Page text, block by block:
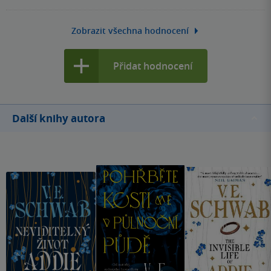
nezastaviteľnom. Sabine si je vedomá, že si zaslúži viac.
Viac, než jej môže jeden život ponúknuť. Jej túžba ju ženie
stále vpred, bez ohľadu na to, čo po nej zostane, bez
výčitiek nad cenou, ktorú za to musí zaplatiť. Vždy dostane
mysle, akoby v nej nechala plynúť všetky vlastné pocity —
hnev na túžbu po slobode ostatných. Po celý čas počúvala,
aká je jej úloha, ako sa má správať, ako má žiť, bez
možnosti vybrať si a rozhodnúť sama o svojom osude. A
potom… potom sa miska váh preváži. Z koristi sa stane
predátor. Kto ju zastaví? Kedy má človek vlastne dosť? A
prečo prestať, keď nemusí niesť zodpovednosť za svoje
skutky? Príbeh Charlotte je o láske. O túžbe nasledovať
Zobrazit všechna hodnocení
Přidat hodnocení
Další knihy autora